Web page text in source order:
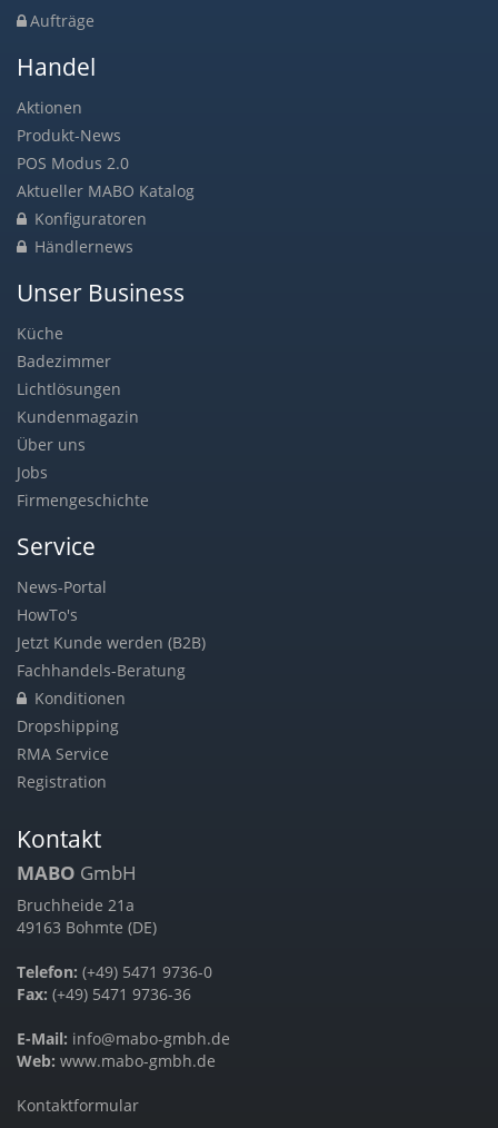
Aufträge
Handel
Aktionen
Produkt-News
POS Modus 2.0
Aktueller MABO Katalog
Konfiguratoren
Händlernews
Unser Business
Küche
Badezimmer
Lichtlösungen
Kundenmagazin
Über uns
Jobs
Firmengeschichte
Service
News-Portal
HowTo's
Jetzt Kunde werden (B2B)
Fachhandels-Beratung
Konditionen
Dropshipping
RMA Service
Registration
Kontakt
MABO GmbH
Bruchheide 21a
49163 Bohmte (DE)
Telefon: (+49) 5471 9736-0
Fax: (+49) 5471 9736-36
E-Mail: info@mabo-gmbh.de
Web: www.mabo-gmbh.de
Kontaktformular